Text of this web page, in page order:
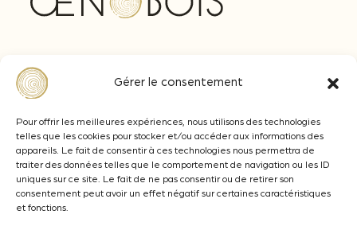
Gérer le consentement
Pour offrir les meilleures expériences, nous utilisons des technologies
telles que les cookies pour stocker et/ou accéder aux informations des
appareils. Le fait de consentir à ces technologies nous permettra de
traiter des données telles que le comportement de navigation ou les ID
uniques sur ce site. Le fait de ne pas consentir ou de retirer son
consentement peut avoir un effet négatif sur certaines caractéristiques
et fonctions.
+33 (0)5 57 77 92 92
contact@oenobois.com
Informazioni legali